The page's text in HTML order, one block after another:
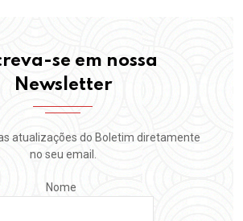
se em nossa
Newsletter
atualizações do Boletim diretamente
no seu email.
Nome